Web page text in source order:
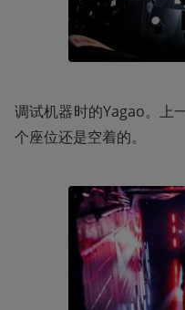
调试机器时的Yagao。上
个座位还是空着的。